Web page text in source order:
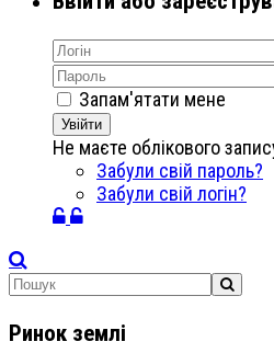
Запам'ятати мене
Увійти
Не маєте облікового
Забули свій пароль?
Забули свій логін?
Ринок землі